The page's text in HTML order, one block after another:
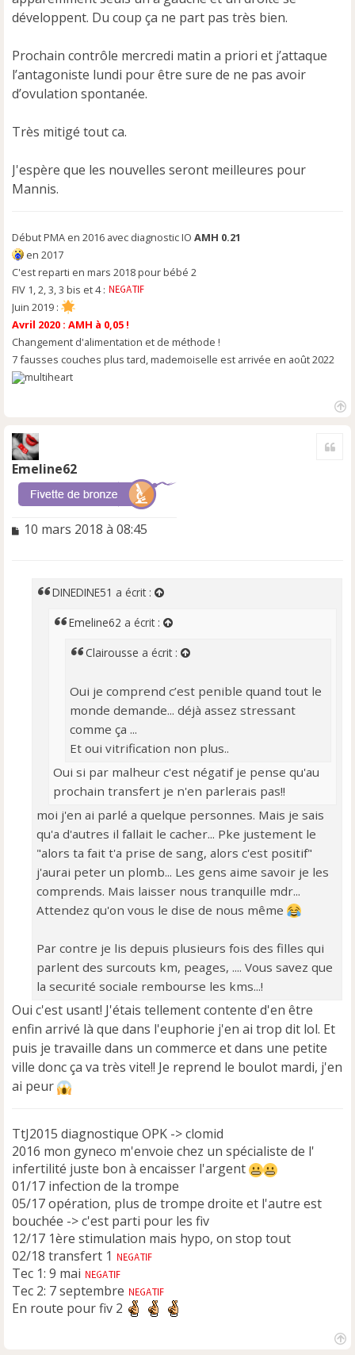
u
développent. Du coup ça ne part pas très bien.
Prochain contrôle mercredi matin a priori et j’attaque
l’antagoniste lundi pour être sure de ne pas avoir
d’ovulation spontanée.
Très mitigé tout ca.
J'espère que les nouvelles seront meilleures pour
Mannis.
Début PMA en 2016 avec diagnostic IO AMH 0.21
en 2017
C'est reparti en mars 2018 pour bébé 2
FIV 1, 2, 3, 3 bis et 4 :
Juin 2019 :
Avril 2020 : AMH à 0,05 !
Changement d'alimentation et de méthode !
7 fausses couches plus tard, mademoiselle est arrivée en août 2022
Emeline62
M
10 mars 2018 à 08:45
DINEDINE51 a écrit :
Emeline62 a écrit :
Clairousse a écrit :
Oui je comprend c’est penible quand tout le
monde demande... déjà assez stressant
comme ça ...
Et oui vitrification non plus..
Oui si par malheur c'est négatif je pense qu'au
prochain transfert je n'en parlerais pas!!
moi j'en ai parlé a quelque personnes. Mais je sais
qu'a d'autres il fallait le cacher... Pke justement le
"alors ta fait t'a prise de sang, alors c'est positif"
j'aurai peter un plomb... Les gens aime savoir je les
comprends. Mais laisser nous tranquille mdr...
Attendez qu'on vous le dise de nous même
Par contre je lis depuis plusieurs fois des filles qui
parlent des surcouts km, peages, .... Vous savez que
la securité sociale rembourse les kms...!
Oui c'est usant! J'étais tellement contente d'en être
enfin arrivé là que dans l'euphorie j'en ai trop dit lol. Et
puis je travaille dans un commerce et dans une petite
ville donc ça va très vite!! Je reprend le boulot mardi, j'en
ai peur
TtJ2015 diagnostique OPK -> clomid
2016 mon gyneco m'envoie chez un spécialiste de l'
infertilité juste bon à encaisser l'argent
01/17 infection de la trompe
05/17 opération, plus de trompe droite et l'autre est
bouchée -> c'est parti pour les fiv
12/17 1ère stimulation mais hypo, on stop tout
02/18 transfert 1
Tec 1: 9 mai
Tec 2: 7 septembre
En route pour fiv 2